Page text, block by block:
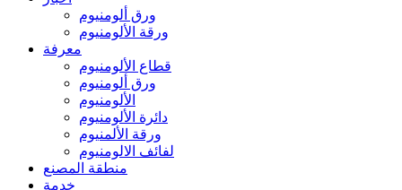
ورق ألومنيوم
ورقة الألومنيوم
معرفة
قطاع الألومنيوم
ورق ألومنيوم
الألومنيوم
دائرة الألومنيوم
ورقة الألمنيوم
لفائف الالومنيوم
منطقة المصنع
خدمة